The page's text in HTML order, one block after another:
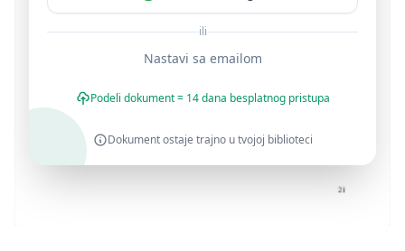
ili
Nastavi sa emailom
Podeli dokument = 14 dana besplatnog pristupa
Dokument ostaje trajno u tvojoj biblioteci